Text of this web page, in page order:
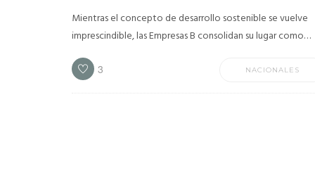
Mientras el concepto de desarrollo sostenible se vuelve
imprescindible, las Empresas B consolidan su lugar como…
3 NACIONALES